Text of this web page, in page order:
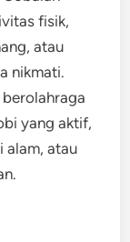
fisik,
atau
nikmati.
yang aktif,
alam, atau